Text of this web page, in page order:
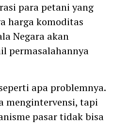
para petani yang
harga komoditas
Negara akan
permasalahannya
apa problemnya.
mengintervensi, tapi
pasar tidak bisa